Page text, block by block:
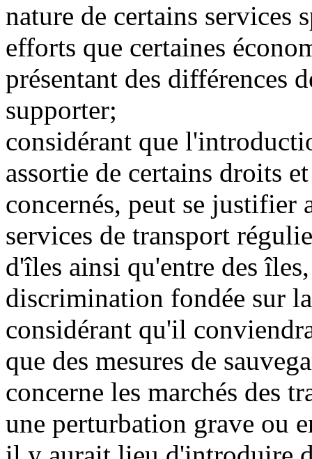
nature de certains services
efforts que certaines
présentant des différences
supporter;
considérant que
assortie de certains droits
concernés, peut se justifier
services de transport
d'îles ainsi qu'entre des
discrimination fondée sur
considérant qu'il
que des mesures de
concerne les marchés des
une perturbation grave ou